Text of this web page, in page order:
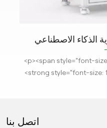
لجوز الكاجو الجوز
<p><span
<strong>محلل جودة تكنولوجيا الذكاء الاصطناعي</strong>
<strong>معدات فرز الجودة</strong> يتمتع بموثوقية قوية،اتصل بنا